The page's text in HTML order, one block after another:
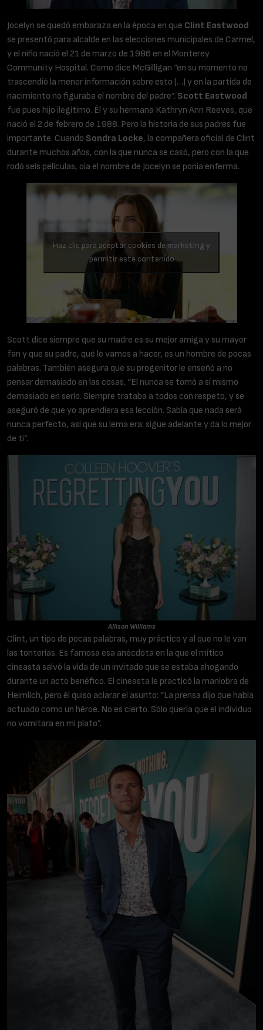
Jocelyn se quedó embaraza en la época en que Clint Eastwood
se presentó para alcalde en las elecciones municipales de Carmel,
y el niño nació el 21 de marzo de 1986 en el Monterey
Community Hospital. Como dice McGilligan “en su momento no
trascendió la menor información sobre esto (…) y en la partida de
nacimiento no figuraba el nombre del padre”. Scott Eastwood
fue pues hijo ilegítimo. Él y su hermana Kathryn Ann Reeves, que
nació el 2 de febrero de 1988. Pero la historia de sus padres fue
importante. Cuando Sondra Locke, la compañera oficial de Clint
durante muchos años, con la que nunca se casó, pero con la que
rodó seis películas, oía el nombre de Jocelyn se ponía enferma.
Haz clic para aceptar cookies de marketing y
permitir este contenido
Scott dice siempre que su madre es su mejor amiga y su mayor
fan y que su padre, qué le vamos a hacer, es un hombre de pocas
palabras. También asegura que su progenitor le enseñó a no
pensar demasiado en las cosas. “El nunca se tomó a sí mismo
demasiado en serio. Siempre trataba a todos con respeto, y se
aseguró de que yo aprendiera esa lección. Sabía que nada será
nunca perfecto, así que su lema era: sigue adelante y da lo mejor
de ti”.
Allison Williams
Clint, un tipo de pocas palabras, muy práctico y al que no le van
las tonterías. Es famosa esa anécdota en la que el mítico
cineasta salvó la vida de un invitado que se estaba ahogando
durante un acto benéfico. El cineasta le practicó la maniobra de
Heimlich, pero él quiso aclarar el asunto: “La prensa dijo que había
actuado como un héroe. No es cierto. Sólo quería que el individuo
no vomitara en mi plato”.